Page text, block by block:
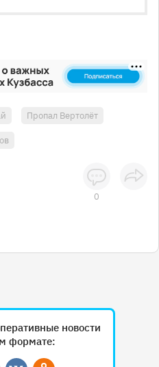
Пропал Вертолёт
0
новости
формате: